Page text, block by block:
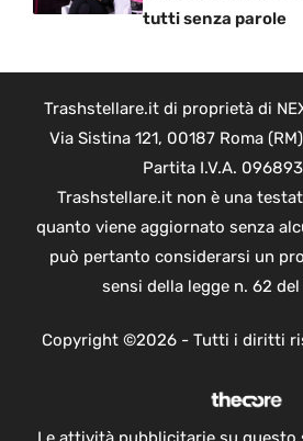
tutti senza parole
Trashstellare.it di proprietà di
Via Sistina 121, 00187 Roma
Partita I.V.A.
Trashstellare.it non è una
quanto viene aggiornato senza
può pertanto considerarsi un
sensi della legge n. 62
Copyright ©2026 - Tutti i diritti